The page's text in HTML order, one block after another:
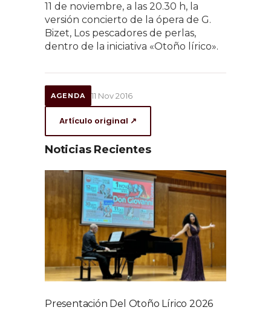
11 de noviembre, a las 20.30 h, la
versión concierto de la ópera de G.
Bizet, Los pescadores de perlas,
dentro de la iniciativa «Otoño lírico».
AGENDA 11 Nov 2016
Artículo original ↗
Noticias Recientes
Presentación Del Otoño Lírico 2026